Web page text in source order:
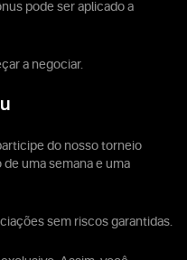
pode ser aplicado a
a negociar.
do nosso torneio
uma semana e uma
sem riscos garantidas.